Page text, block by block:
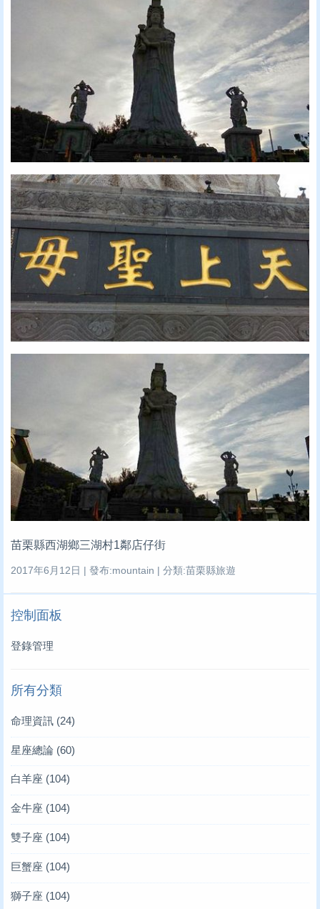
苗栗縣西湖鄉三湖村1鄰店仔街
2017年6月12日 | 發布:mountain | 分類:苗栗縣旅遊
控制面板
登錄管理
所有分類
命理資訊 (24)
星座總論 (60)
白羊座 (104)
金牛座 (104)
雙子座 (104)
巨蟹座 (104)
獅子座 (104)